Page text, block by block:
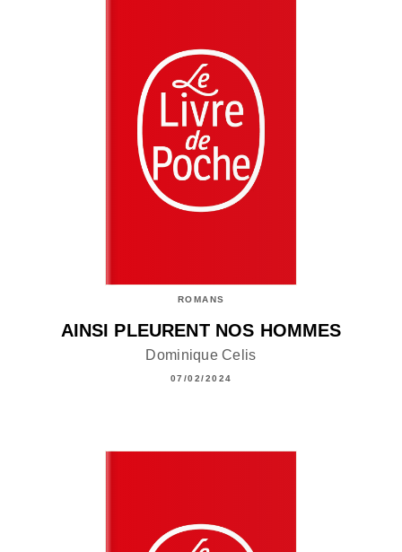
ROMANS
AINSI PLEURENT NOS HOMMES
Dominique Celis
07/02/2024